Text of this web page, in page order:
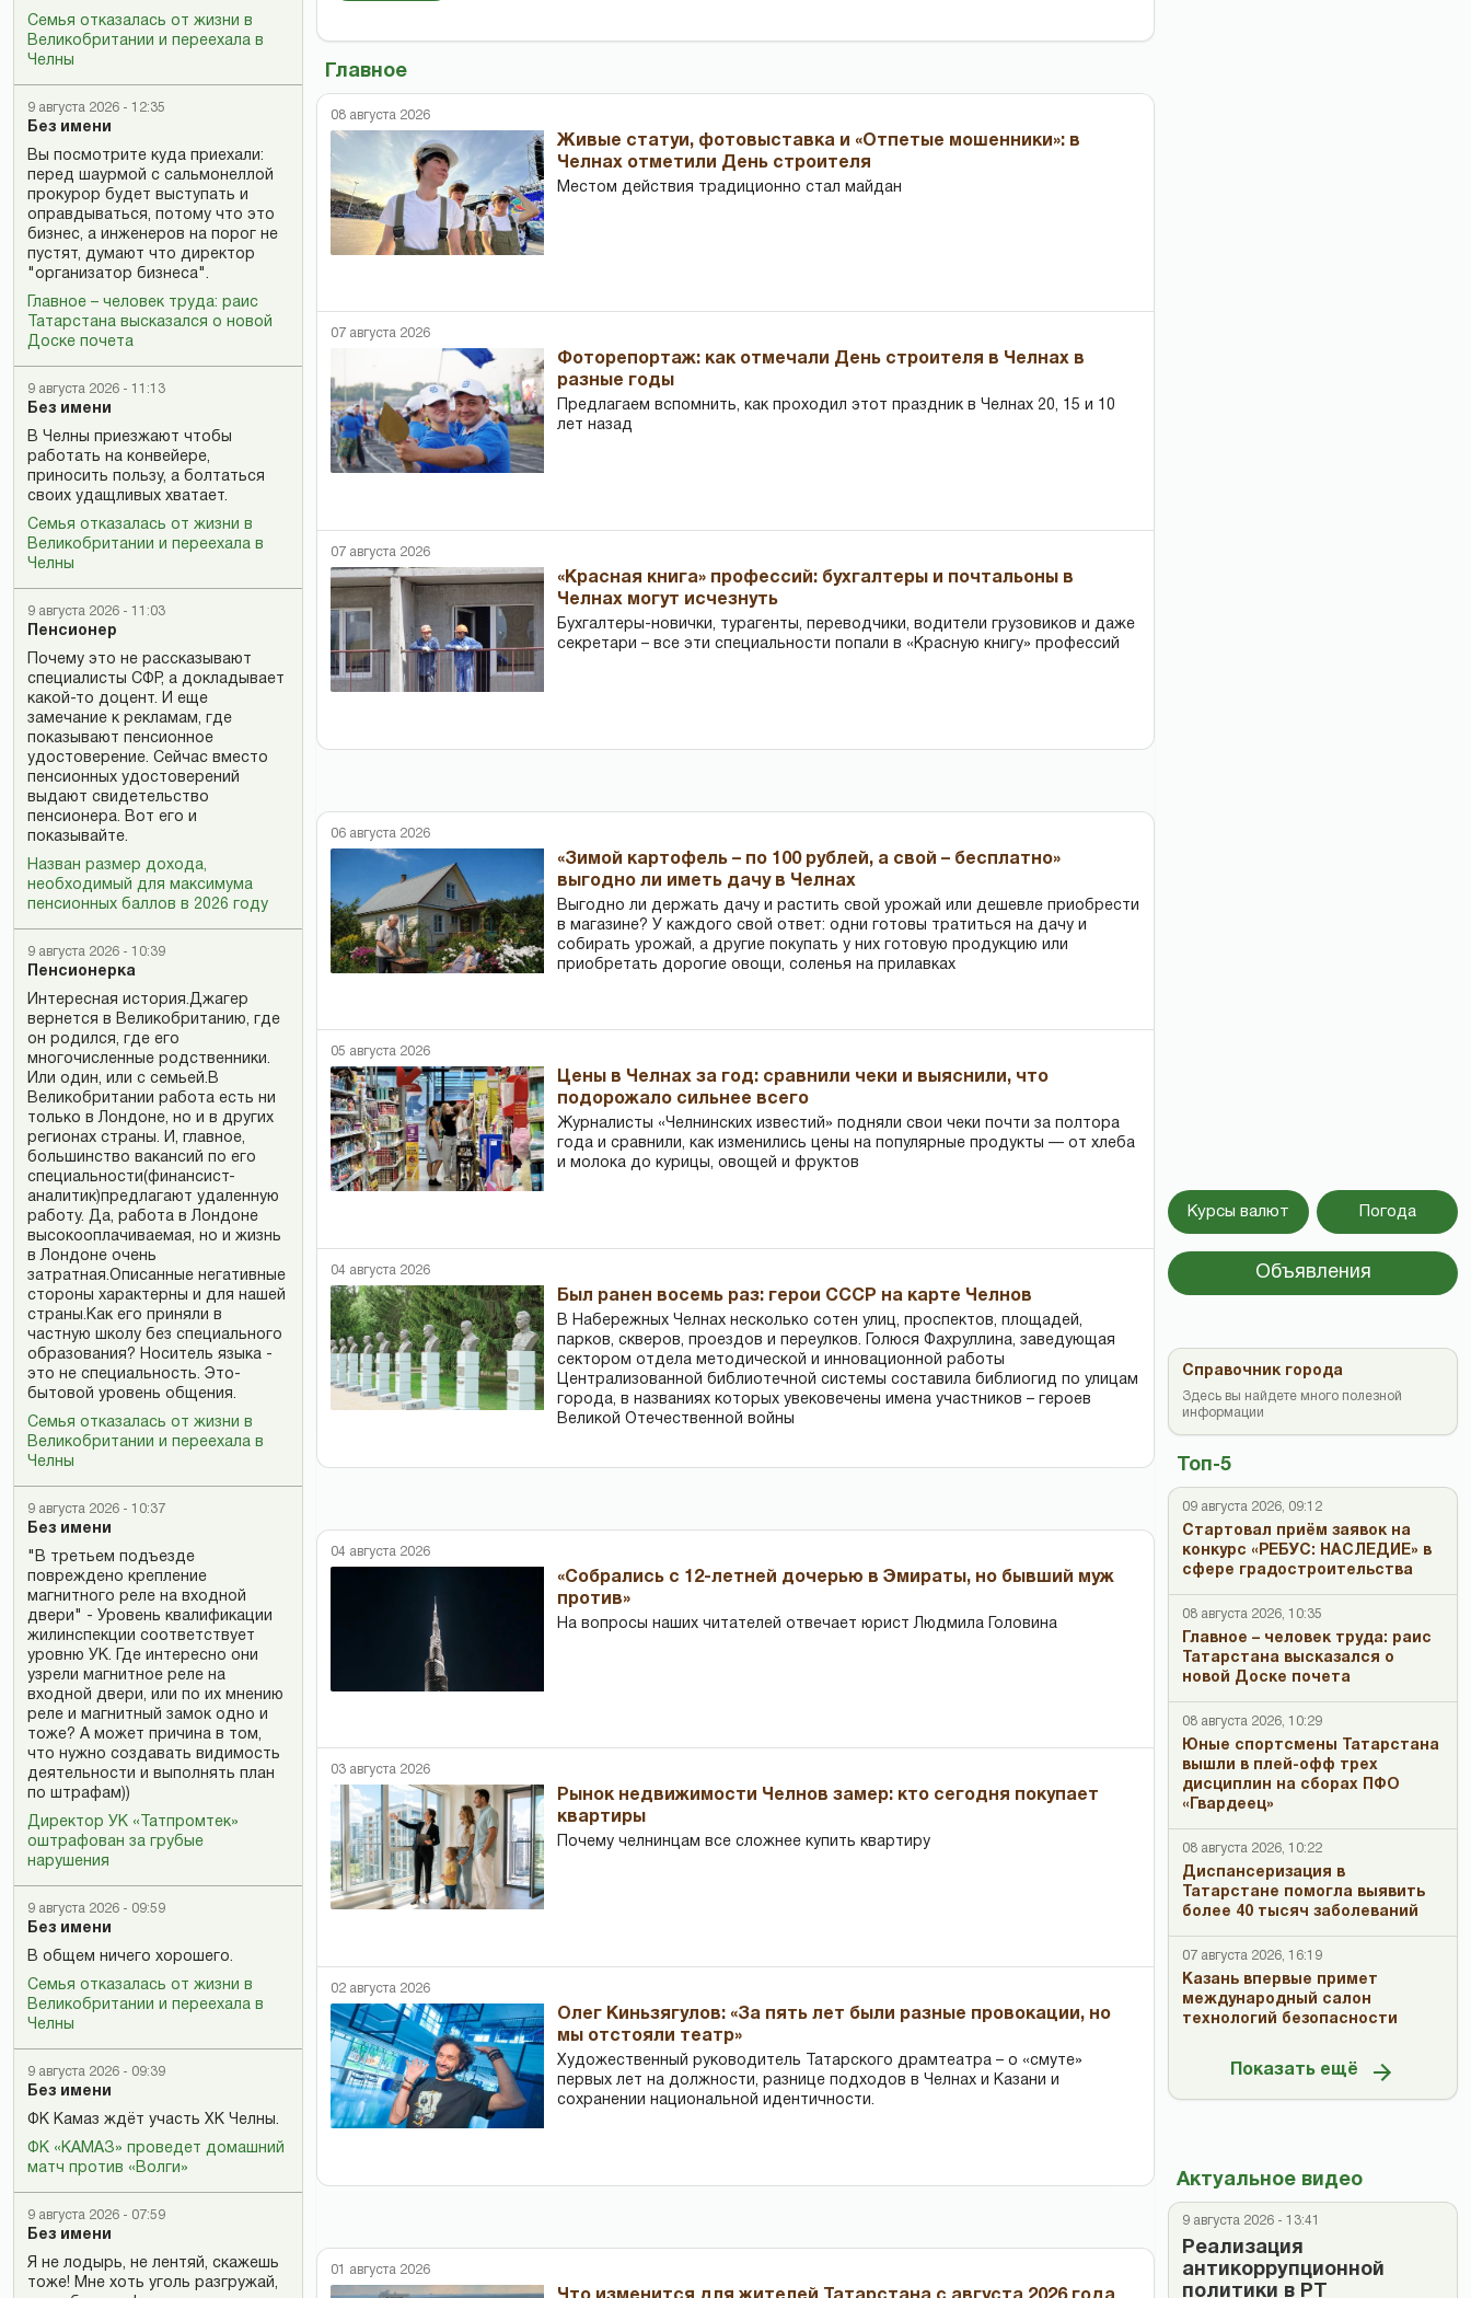
Семья отказалась от жизни в
Великобритании и переехала в
Челны
9 августа 2026 - 12:35
Без имени
Вы посмотрите куда приехали:
перед шаурмой с сальмонеллой
прокурор будет выступать и
оправдываться, потому что это
бизнес, а инженеров на порог не
пустят, думают что директор
"организатор бизнеса".
Главное – человек труда: раис
Татарстана высказался о новой
Доске почета
9 августа 2026 - 11:13
Без имени
В Челны приезжают чтобы
работать на конвейере,
приносить пользу, а болтаться
своих удащливых хватает.
Семья отказалась от жизни в
Великобритании и переехала в
Челны
9 августа 2026 - 11:03
Пенсионер
Почему это не рассказывают
специалисты СФР, а докладывает
какой-то доцент. И еще
замечание к рекламам, где
показывают пенсионное
удостоверение. Сейчас вместо
пенсионных удостоверений
выдают свидетельство
пенсионера. Вот его и
показывайте.
Назван размер дохода,
необходимый для максимума
пенсионных баллов в 2026 году
9 августа 2026 - 10:39
Пенсионерка
Интересная история.Джагер
вернется в Великобританию, где
он родился, где его
многочисленные родственники.
Или один, или с семьей.В
Великобритании работа есть ни
только в Лондоне, но и в других
регионах страны. И, главное,
большинство вакансий по его
специальности(финансист-
аналитик)предлагают удаленную
работу. Да, работа в Лондоне
высокооплачиваемая, но и жизнь
в Лондоне очень
затратная.Описанные негативные
стороны характерны и для нашей
страны.Как его приняли в
частную школу без специального
образования? Носитель языка -
это не специальность. Это-
бытовой уровень общения.
Семья отказалась от жизни в
Великобритании и переехала в
Челны
9 августа 2026 - 10:37
Без имени
"В третьем подъезде
повреждено крепление
магнитного реле на входной
двери" - Уровень квалификации
жилинспекции соответствует
уровню УК. Где интересно они
узрели магнитное реле на
входной двери, или по их мнению
реле и магнитный замок одно и
тоже? А может причина в том,
что нужно создавать видимость
деятельности и выполнять план
по штрафам))
Директор УК «Татпромтек»
оштрафован за грубые
нарушения
9 августа 2026 - 09:59
Без имени
В общем ничего хорошего.
Семья отказалась от жизни в
Великобритании и переехала в
Челны
9 августа 2026 - 09:39
Без имени
ФК Камаз ждёт участь ХК Челны.
ФК «КАМАЗ» проведет домашний
матч против «Волги»
9 августа 2026 - 07:59
Без имени
Я не лодырь, не лентяй, скажешь
тоже! Мне хоть уголь разгружай,
Главное
08 августа 2026
Живые статуи, фотовыставка и «Отпетые мошенники»: в
Челнах отметили День строителя
Местом действия традиционно стал майдан
07 августа 2026
Фоторепортаж: как отмечали День строителя в Челнах в
разные годы
Предлагаем вспомнить, как проходил этот праздник в Челнах 20, 15 и 10
лет назад
07 августа 2026
«Красная книга» профессий: бухгалтеры и почтальоны в
Челнах могут исчезнуть
Бухгалтеры-новички, тур­агенты, переводчики, водители грузовиков и даже
секретари – все эти специальности попали в «Красную книгу» профессий
06 августа 2026
«Зимой картофель – по 100 рублей, а свой – бесплатно»
выгодно ли иметь дачу в Челнах
Выгодно ли держать дачу и растить свой урожай или дешевле приобрести
в магазине? У каждого свой ответ: одни готовы тратиться на дачу и
собирать урожай, а другие покупать у них готовую продукцию или
приобретать дорогие овощи, соленья на прилавках
05 августа 2026
Цены в Челнах за год: сравнили чеки и выяснили, что
подорожало сильнее всего
Журналисты «Челнинских известий» подняли свои чеки почти за полтора
года и сравнили, как изменились цены на популярные продукты — от хлеба
и молока до курицы, овощей и фруктов
04 августа 2026
Был ранен восемь раз: герои СССР на карте Челнов
В Набережных Челнах несколько сотен улиц, проспектов, площадей,
парков, скверов, проездов и переулков. Голюся Фахруллина, заведующая
сектором отдела методической и инновационной работы
Централизованной библиотечной системы составила библиогид по улицам
города, в названиях которых увековечены имена участников – героев
Великой Отечественной войны
04 августа 2026
«Собрались с 12-летней дочерью в Эмираты, но бывший муж
против»
На вопросы наших читателей отвечает юрист Людмила Головина
03 августа 2026
Рынок недвижимости Челнов замер: кто сегодня покупает
квартиры
Почему челнинцам все сложнее купить квартиру
02 августа 2026
Олег Киньзягулов: «За пять лет были разные провокации, но
мы отстояли театр»
Художественный руководитель Татарского драмтеатра – о «смуте»
первых лет на должности, разнице подходов в Челнах и Казани и
сохранении национальной идентичности.
01 августа 2026
Курсы валют Погода
Объявления
Топ-5
09 августа 2026, 09:12
Стартовал приём заявок на
конкурс «РЕБУС: НАСЛЕДИЕ» в
сфере градостроительства
08 августа 2026, 10:35
Главное – человек труда: раис
Татарстана высказался о
новой Доске почета
08 августа 2026, 10:29
Юные спортсмены Татарстана
вышли в плей-офф трех
дисциплин на сборах ПФО
«Гвардеец»
08 августа 2026, 10:22
Диспансеризация в
Татарстане помогла выявить
более 40 тысяч заболеваний
07 августа 2026, 16:19
Казань впервые примет
международный салон
технологий безопасности
Показать ещё
Актуальное видео
9 августа 2026 - 13:41
Реализация
антикоррупционной
политики в РТ
Справочник города
Здесь вы найдете много полезной
информации